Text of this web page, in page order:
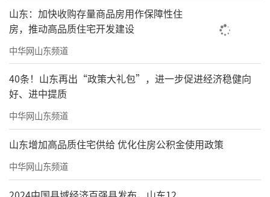
山东：加快收购存量商品房用作保障性住
房，推动高品质住宅开发建设
中华网山东频道
40条！山东再出“政策大礼包”，进一步促进经济稳健向
好、进中提质
中华网山东频道
山东增加高品质住宅供给 优化住房公积金使用政策
中华网山东频道